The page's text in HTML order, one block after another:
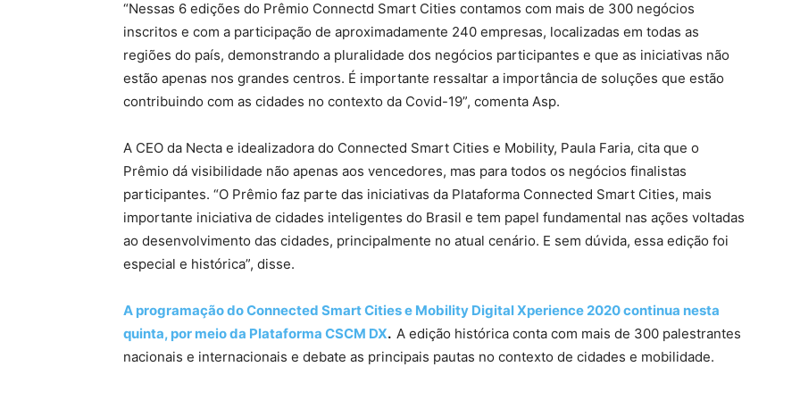
“Nessas 6 edições do Prêmio Connectd Smart Cities contamos com mais de 300 negócios
inscritos e com a participação de aproximadamente 240 empresas, localizadas em todas as
regiões do país, demonstrando a pluralidade dos negócios participantes e que as iniciativas não
estão apenas nos grandes centros. É importante ressaltar a importância de soluções que estão
contribuindo com as cidades no contexto da Covid-19”, comenta Asp.
A CEO da Necta e idealizadora do Connected Smart Cities e Mobility, Paula Faria, cita que o
Prêmio dá visibilidade não apenas aos vencedores, mas para todos os negócios finalistas
participantes. “O Prêmio faz parte das iniciativas da Plataforma Connected Smart Cities, mais
importante iniciativa de cidades inteligentes do Brasil e tem papel fundamental nas ações voltadas
ao desenvolvimento das cidades, principalmente no atual cenário. E sem dúvida, essa edição foi
especial e histórica”, disse.
A programação do Connected Smart Cities e Mobility Digital Xperience 2020 continua nesta
quinta, por meio da Plataforma CSCM DX. A edição histórica conta com mais de 300 palestrantes
nacionais e internacionais e debate as principais pautas no contexto de cidades e mobilidade.